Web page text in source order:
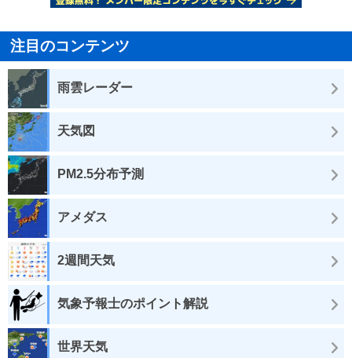
注目のコンテンツ
雨雲レーダー
天気図
PM2.5分布予測
アメダス
2週間天気
気象予報士のポイント解説
世界天気